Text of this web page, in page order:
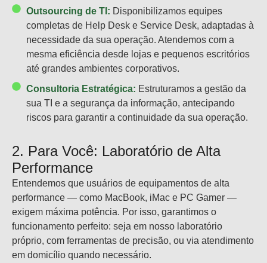
Outsourcing de TI: Disponibilizamos equipes
completas de Help Desk e Service Desk, adaptadas à
necessidade da sua operação. Atendemos com a
mesma eficiência desde lojas e pequenos escritórios
até grandes ambientes corporativos.
Consultoria Estratégica: Estruturamos a gestão da
sua TI e a segurança da informação, antecipando
riscos para garantir a continuidade da sua operação.
2. Para Você: Laboratório de Alta
Performance
Entendemos que usuários de equipamentos de alta
performance — como MacBook, iMac e PC Gamer —
exigem máxima potência. Por isso, garantimos o
funcionamento perfeito: seja em nosso laboratório
próprio, com ferramentas de precisão, ou via atendimento
em domicílio quando necessário.